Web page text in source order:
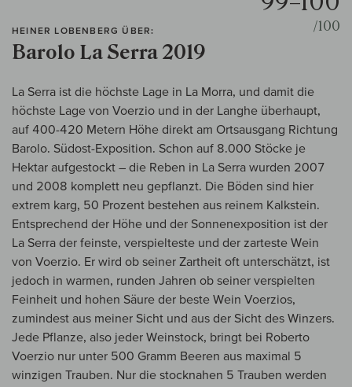
HEINER LOBENBERG ÜBER:
Barolo La Serra 2019
/100
La Serra ist die höchste Lage in La Morra, und damit die
höchste Lage von Voerzio und in der Langhe überhaupt,
auf 400-420 Metern Höhe direkt am Ortsausgang Richtung
Barolo. Südost-Exposition. Schon auf 8.000 Stöcke je
Hektar aufgestockt – die Reben in La Serra wurden 2007
und 2008 komplett neu gepflanzt. Die Böden sind hier
extrem karg, 50 Prozent bestehen aus reinem Kalkstein.
Entsprechend der Höhe und der Sonnenexposition ist der
La Serra der feinste, verspielteste und der zarteste Wein
von Voerzio. Er wird ob seiner Zartheit oft unterschätzt, ist
jedoch in warmen, runden Jahren ob seiner verspielten
Feinheit und hohen Säure der beste Wein Voerzios,
zumindest aus meiner Sicht und aus der Sicht des Winzers.
Jede Pflanze, also jeder Weinstock, bringt bei Roberto
Voerzio nur unter 500 Gramm Beeren aus maximal 5
winzigen Trauben. Nur die stocknahen 5 Trauben werden